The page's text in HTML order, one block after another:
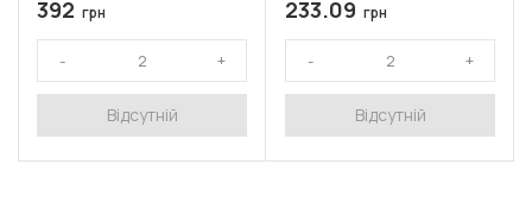
392 грн
Відсутній
233.09 грн
Відсутній